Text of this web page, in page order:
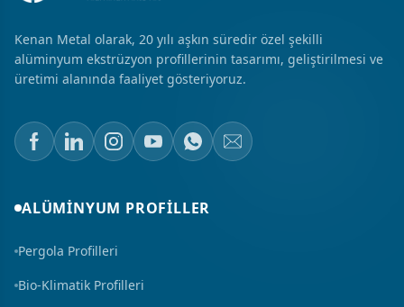
Kenan Metal olarak, 20 yılı aşkın süredir özel şekilli
alüminyum ekstrüzyon profillerinin tasarımı, geliştirilmesi ve
üretimi alanında faaliyet gösteriyoruz.
ALÜMINYUM PROFILLER
Pergola Profilleri
Bio-Klimatik Profilleri